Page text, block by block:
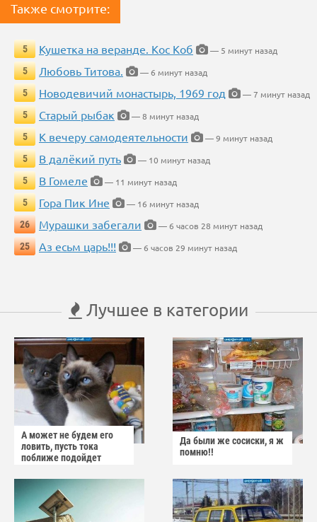
Также смотрите:
5 Кушетка на веранде. Кос Коб
— 5 минут назад
5
Любовь Титова.
— 6 минут назад
5
Новодевичий монастырь, 1969 год
— 7 минут назад
5
Старый рыбак
— 8 минут назад
5
К вечеру самодеятельности
— 9 минут назад
5
В далёкий путь
— 10 минут назад
5
В Гомеле
— 11 минут назад
5
Гора Пик Ине
— 16 минут назад
26
Мурашки забегали
— 6 часов 28 минут назад
25
Аз есьм царь!!! — 6 часов 29 минут назад
Лучшее в категории
А может не будем его
ловить, пусть тока
поближе подойдет
Да были же сосиски, я ж
помню!!